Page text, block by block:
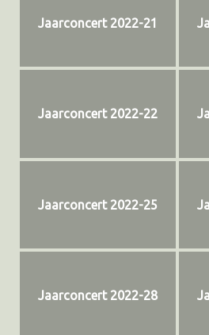
Jaarconcert 2022-21
Jaarconcert 2022-22
Jaarconcert 2022-25
Jaarconcert 2022-28